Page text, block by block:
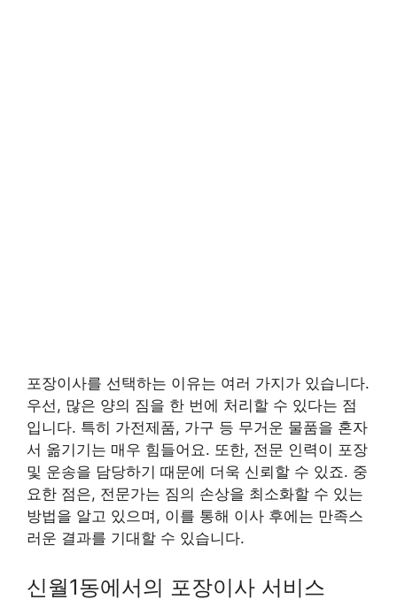
포장이사를 선택하는 이유는 여러 가지가 있습니다.
우선, 많은 양의 짐을 한 번에 처리할 수 있다는 점
입니다. 특히 가전제품, 가구 등 무거운 물품을 혼자
서 옮기기는 매우 힘들어요. 또한, 전문 인력이 포장
및 운송을 담당하기 때문에 더욱 신뢰할 수 있죠. 중
요한 점은, 전문가는 짐의 손상을 최소화할 수 있는
방법을 알고 있으며, 이를 통해 이사 후에는 만족스
러운 결과를 기대할 수 있습니다.
신월1동에서의 포장이사 서비스